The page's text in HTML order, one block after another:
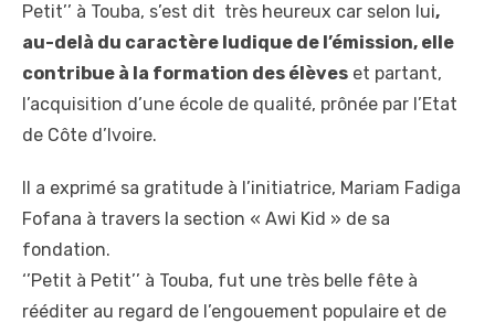
Petit’’ à Touba, s’est dit très heureux car selon lui,
au-delà du caractère ludique de l’émission, elle
contribue à la formation des élèves et partant,
l’acquisition d’une école de qualité, prônée par l’Etat
de Côte d’Ivoire.
Il a exprimé sa gratitude à l’initiatrice, Mariam Fadiga
Fofana à travers la section « Awi Kid » de sa
fondation.
‘’Petit à Petit’’ à Touba, fut une très belle fête à
rééditer au regard de l’engouement populaire et de